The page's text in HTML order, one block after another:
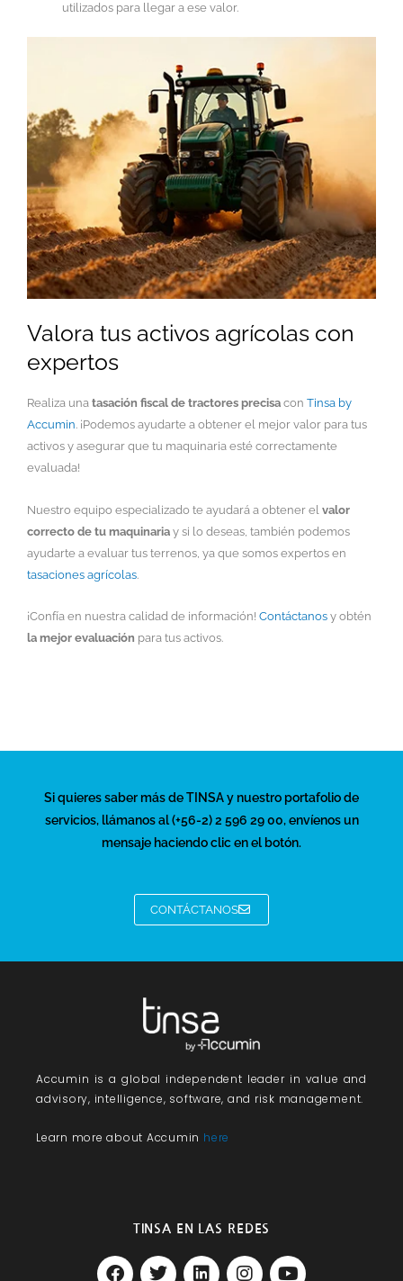
utilizados para llegar a ese valor.
Valora tus activos agrícolas con
expertos
Realiza una tasación fiscal de tractores precisa con Tinsa by
Accumin . ¡Podemos ayudarte a obtener el mejor valor para tus
activos y asegurar que tu maquinaria esté correctamente
evaluada!
Nuestro equipo especializado te ayudará a obtener el valor
correcto de tu maquinaria y si lo deseas, también podemos
ayudarte a evaluar tus terrenos, ya que somos expertos en
tasaciones agrícolas
¡Confía en nuestra calidad de información! Contáctanos y obtén
la mejor evaluación para tus activos.
Si quieres saber más de TINSA y nuestro portafolio de
servicios, llámanos al (+56-2) 2 596 29 00, envíenos un
mensaje haciendo clic en el botón.
CONTÁCTANOS
Accumin is a global independent leader in value and
advisory, intelligence, software, and risk management.
Learn more about Accumin here
TINSA EN LAS REDES
F
T
L
I
Y